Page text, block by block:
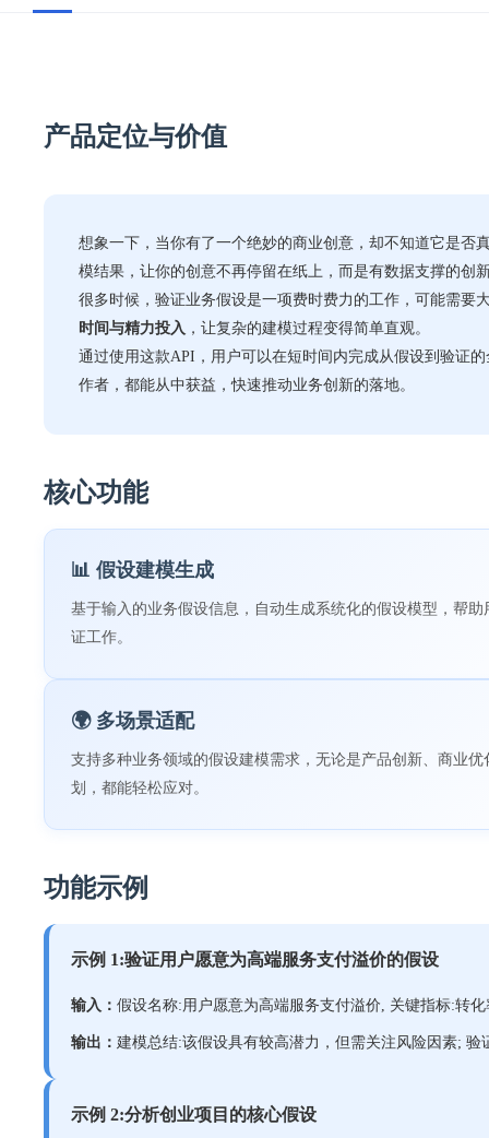
32
产品定位与价值
想象一下，当你有了一个绝妙的商业创意，却不知道它是否
模结果，让你的创意不再停留在纸上，而是有数据支撑的创
很多时候，验证业务假设是一项费时费力的工作，可能需要
时间与精力投入 ，让复杂的建模过程变得简单直观。
通过使用这款API，用户可以在短时间内完成从假设到验证
作者，都能从中获益，快速推动业务创新的落地。
核心功能
📊 假设建模生成
基于输入的业务假设信息，自动生成系统化的假设模型，帮助
证工作。
🌍 多场景适配
支持多种业务领域的假设建模需求，无论是产品创新、商业优
划，都能轻松应对。
功能示例
示例 1:验证用户愿意为高端服务支付溢价的假设
输入： 假设名称:用户愿意为高端服务支付溢价, 关键指标:转
输出： 建模总结:该假设具有较高潜力，但需关注风险因素;
示例 2:分析创业项目的核心假设